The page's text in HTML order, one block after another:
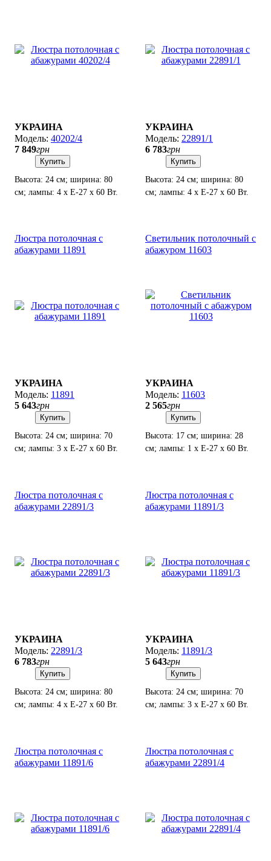
УКРАИНА
40202/4
7 849грн
Купить
Высота: 24 см; ширина: 80
см; лампы: 4 х Е-27 х 60 Вт.
УКРАИНА
22891/1
6 783грн
Купить
Высота: 24 см; ширина: 80
см; лампы: 4 х Е-27 х 60 Вт.
Люстра потолочная с
абажурами 11891
УКРАИНА
11891
5 643грн
Купить
Высота: 24 см; ширина: 70
см; лампы: 3 х Е-27 х 60 Вт.
Светильник потолочный с
абажуром 11603
УКРАИНА
11603
2 565грн
Купить
Высота: 17 см; ширина: 28
см; лампы: 1 х Е-27 х 60 Вт.
Люстра потолочная с
абажурами 22891/3
УКРАИНА
22891/3
6 783грн
Купить
Высота: 24 см; ширина: 80
см; лампы: 4 х Е-27 х 60 Вт.
Люстра потолочная с
абажурами 11891/3
УКРАИНА
11891/3
5 643грн
Купить
Высота: 24 см; ширина: 70
см; лампы: 3 х Е-27 х 60 Вт.
Люстра потолочная с
абажурами 11891/6
Люстра потолочная с
абажурами 22891/4